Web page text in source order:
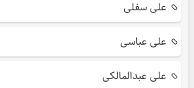
علی سفلی
علی عباسی
علی عبدالمالکی